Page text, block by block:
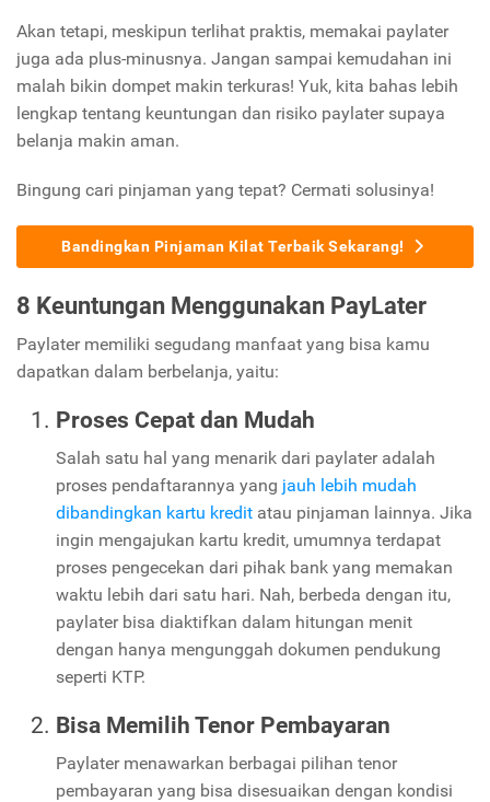
Akan tetapi, meskipun terlihat praktis, memakai paylater
juga ada plus-minusnya. Jangan sampai kemudahan ini
malah bikin dompet makin terkuras! Yuk, kita bahas lebih
lengkap tentang keuntungan dan risiko paylater supaya
belanja makin aman.
Bingung cari pinjaman yang tepat? Cermati solusinya!
Bandingkan Pinjaman Kilat Terbaik Sekarang!
8 Keuntungan Menggunakan PayLater
Paylater memiliki segudang manfaat yang bisa kamu
dapatkan dalam berbelanja, yaitu:
Proses Cepat dan Mudah
Salah satu hal yang menarik dari paylater adalah
proses pendaftarannya yang jauh lebih mudah
dibandingkan kartu kredit atau pinjaman lainnya. Jika
ingin mengajukan kartu kredit, umumnya terdapat
proses pengecekan dari pihak bank yang memakan
waktu lebih dari satu hari. Nah, berbeda dengan itu,
paylater bisa diaktifkan dalam hitungan menit
dengan hanya mengunggah dokumen pendukung
seperti KTP.
Bisa Memilih Tenor Pembayaran
Paylater menawarkan berbagai pilihan tenor
pembayaran yang bisa disesuaikan dengan kondisi